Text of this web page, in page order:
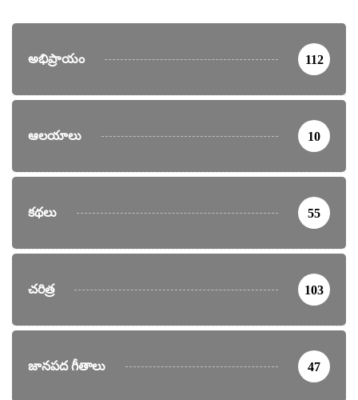
అభిప్రాయం 112
ఆలయాలు 10
కథలు 55
చరిత్ర 103
జానపద గీతాలు 47